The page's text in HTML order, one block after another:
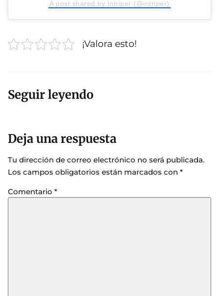
A post shared by Intriper (@intriper)
¡Valora esto!
Seguir leyendo
Deja una respuesta
Tu dirección de correo electrónico no será publicada.
Los campos obligatorios están marcados con *
Comentario *